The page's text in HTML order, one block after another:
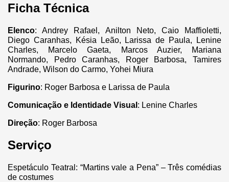
Ficha Técnica
Elenco: Andrey Rafael, Anilton Neto, Caio Maffioletti,
Diego Caranhas, Késia Leão, Larissa de Paula, Lenine
Charles, Marcelo Gaeta, Marcos Auzier, Mariana
Normando, Pedro Caranhas, Roger Barbosa, Tamires
Andrade, Wilson do Carmo, Yohei Miura
Figurino: Roger Barbosa e Larissa de Paula
Comunicação e Identidade Visual : Lenine Charles
Direção: Roger Barbosa
Serviço
Espetáculo Teatral: “Martins vale a Pena” – Três comédias
de costumes